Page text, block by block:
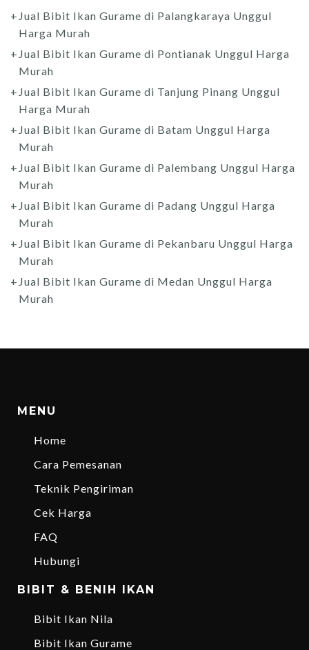
Jual Bibit Ikan Gurame di Palangkaraya Unggul
Harga Murah
Jual Bibit Ikan Gurame di Pontianak Unggul Harga
Murah
Jual Bibit Ikan Gurame di Tanjung Pinang Unggul
Harga Murah
Jual Bibit Ikan Gurame di Batam Unggul Harga
Murah
Jual Bibit Ikan Gurame di Palembang Unggul Harga
Murah
Jual Bibit Ikan Gurame di Padang Unggul Harga
Murah
Jual Bibit Ikan Gurame di Pekanbaru Unggul Harga
Murah
Jual Bibit Ikan Gurame di Medan Unggul Harga
Murah
MENU
Home
Cara Pemesanan
Teknik Pengiriman
Cek Harga
FAQ
Hubungi
BIBIT & BENIH IKAN
Bibit Ikan Nila
Bibit Ikan Gurame